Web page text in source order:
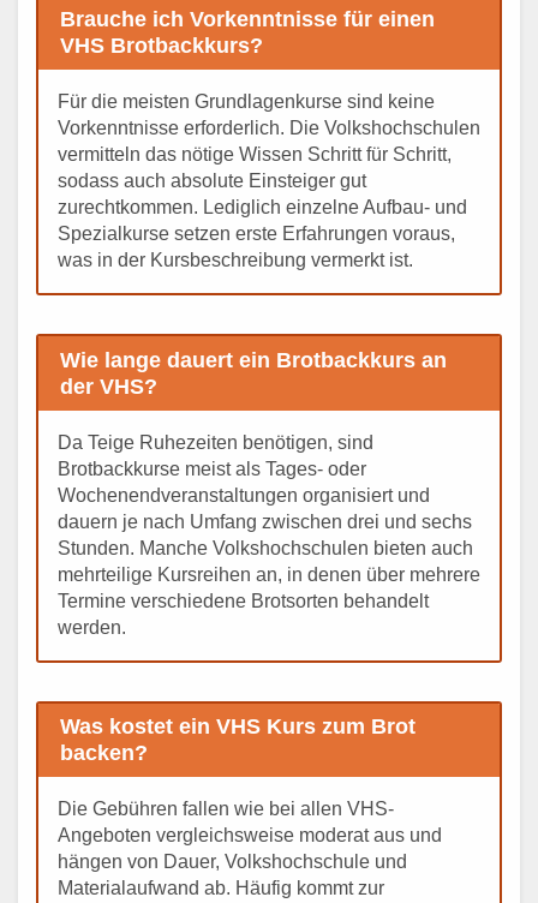
Brauche ich Vorkenntnisse für einen
VHS Brotbackkurs?
Für die meisten Grundlagenkurse sind keine
Vorkenntnisse erforderlich. Die Volkshochschulen
vermitteln das nötige Wissen Schritt für Schritt,
sodass auch absolute Einsteiger gut
zurechtkommen. Lediglich einzelne Aufbau- und
Spezialkurse setzen erste Erfahrungen voraus,
was in der Kursbeschreibung vermerkt ist.
Wie lange dauert ein Brotbackkurs an
der VHS?
Da Teige Ruhezeiten benötigen, sind
Brotbackkurse meist als Tages- oder
Wochenendveranstaltungen organisiert und
dauern je nach Umfang zwischen drei und sechs
Stunden. Manche Volkshochschulen bieten auch
mehrteilige Kursreihen an, in denen über mehrere
Termine verschiedene Brotsorten behandelt
werden.
Was kostet ein VHS Kurs zum Brot
backen?
Die Gebühren fallen wie bei allen VHS-
Angeboten vergleichsweise moderat aus und
hängen von Dauer, Volkshochschule und
Materialaufwand ab. Häufig kommt zur